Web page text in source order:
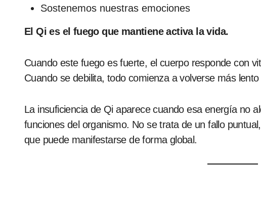
Sostenemos nuestras emociones
El Qi es el fuego que mantiene activa la vida.
Cuando este fuego es fuerte, el cuerpo responde con
Cuando se debilita, todo comienza a volverse más
La insuficiencia de Qi aparece cuando esa energía no
funciones del organismo. No se trata de un fallo
que puede manifestarse de forma global.